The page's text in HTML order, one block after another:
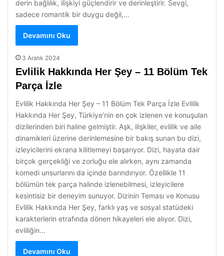
derin bağlılık, ilişkiyi güçlendirir ve derinleştirir. Sevgi,
sadece romantik bir duygu değil,…
Devamını Oku
3 Aralık 2024
Evlilik Hakkında Her Şey – 11 Bölüm Tek
Parça İzle
Evlilik Hakkında Her Şey – 11 Bölüm Tek Parça İzle Evlilik
Hakkında Her Şey, Türkiye’nin en çok izlenen ve konuşulan
dizilerinden biri haline gelmiştir. Aşk, ilişkiler, evlilik ve aile
dinamikleri üzerine derinlemesine bir bakış sunan bu dizi,
izleyicilerini ekrana kilitlemeyi başarıyor. Dizi, hayata dair
birçok gerçekliği ve zorluğu ele alırken, aynı zamanda
komedi unsurlarını da içinde barındırıyor. Özellikle 11
bölümün tek parça halinde izlenebilmesi, izleyicilere
kesintisiz bir deneyim sunuyor. Dizinin Teması ve Konusu
Evlilik Hakkında Her Şey, farklı yaş ve sosyal statüdeki
karakterlerin etrafında dönen hikayeleri ele alıyor. Dizi,
evliliğin…
Devamını Oku